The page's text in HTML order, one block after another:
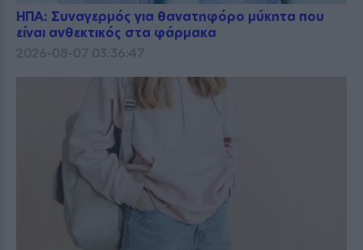
ΗΠΑ: Συναγερμός για θανατηφόρο μύκητα που
είναι ανθεκτικός στα φάρμακα
2026-08-07 03:36:47